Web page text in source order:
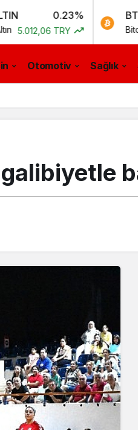
0.23%
TRY
BTC
Bitcoin 0,00
Otomotiv Sağlık